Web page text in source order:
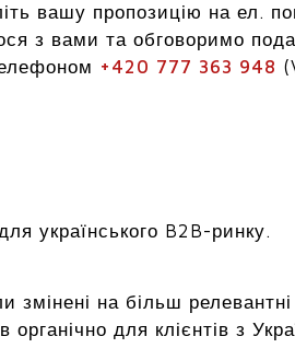
вашу пропозицію на ел.
з вами та обговоримо
+420 777 363 948
українського B2B-ринку.
змінені на більш
для клієнтів з